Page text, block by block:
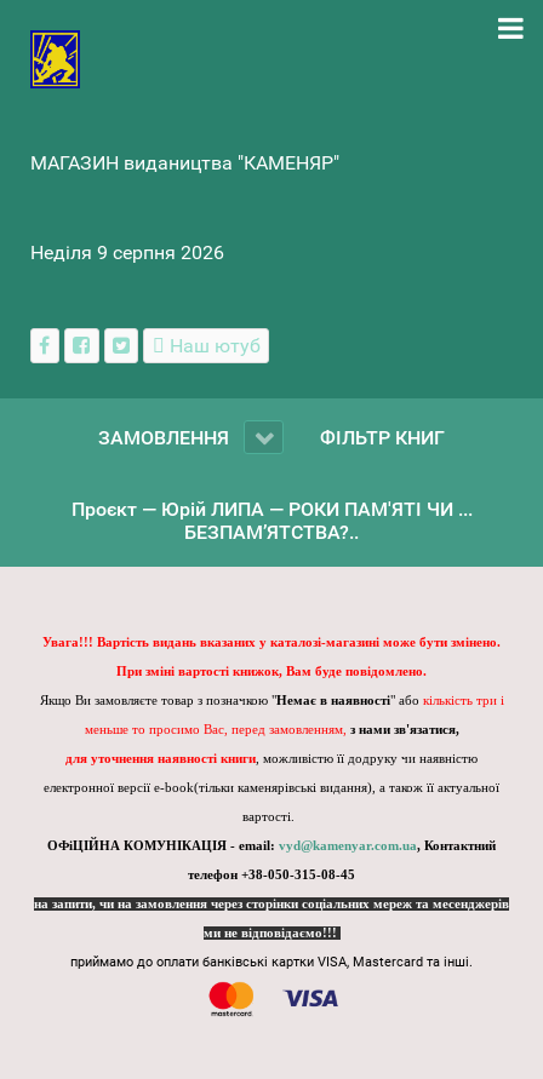
МАГАЗИН видаництва "КАМЕНЯР"
Неділя 9 серпня 2026
Наш ютуб
ЗАМОВЛЕННЯ ФІЛЬТР КНИГ
Проєкт — Юрій ЛИПА — РОКИ ПАМ'ЯТІ ЧИ ...
БЕЗПАМ’ЯТСТВА?..
Увага!!! Вартість видань вказаних у каталозі-магазині може бути змінено.
При зміні вартості книжок, Вам буде повідомлено.
Якщо Ви замовляєте товар з позначкою "Немає в наявності" або кількість три і
меньше то просимо Вас, перед замовленням, з нами зв'язатися,
для уточнення наявності книги , можливістю її додруку чи наявністю
електронної версії e-book(тільки каменярівські видання), а також її актуальної
вартості.
ОФіЦІЙНА КОМУНІКАЦІЯ - email: vyd@kamenyar.com.ua, Контактний
телефон +38-050-315-08-45
на запити, чи на замовлення через сторінки соціальних мереж та месенджерів
ми не відповідаємо!!!
приймамо до оплати банківські картки VISA, Mastercard та інші.